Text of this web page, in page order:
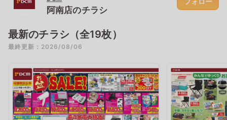
阿南店のチラシ
最新のチラシ（全19枚）
最終更新：2026/08/06